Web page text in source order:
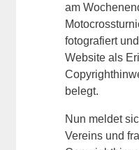
am
fotografiert
Website als
belegt.
Nun meldet
Vereins und